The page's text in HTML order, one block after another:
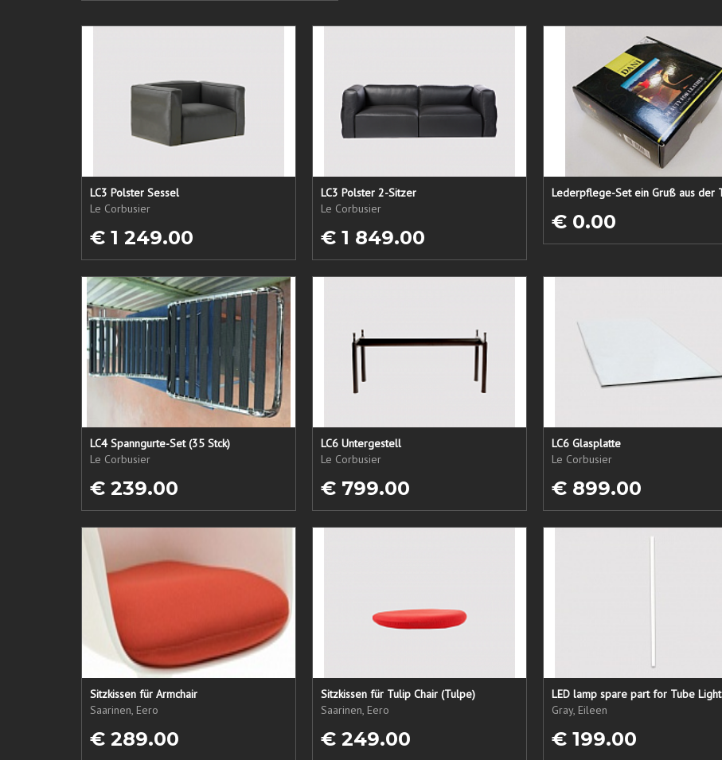
LC3 Polster Sessel
Le Corbusier
€ 1 249.00
LC3 Polster 2-Sitzer
Le Corbusier
€ 1 849.00
€ 0.00
LC4 Spanngurte-Set (35 Stck)
Le Corbusier
€ 239.00
LC6 Untergestell
Le Corbusier
€ 799.00
LC6 Glasplatte
Le Corbusier
€ 899.00
Sitzkissen für Armchair
Saarinen, Eero
€ 289.00
Sitzkissen für Tulip Chair (Tulpe)
Saarinen, Eero
€ 249.00
LED lamp spare part for Tube Light
Gray, Eileen
€ 199.00